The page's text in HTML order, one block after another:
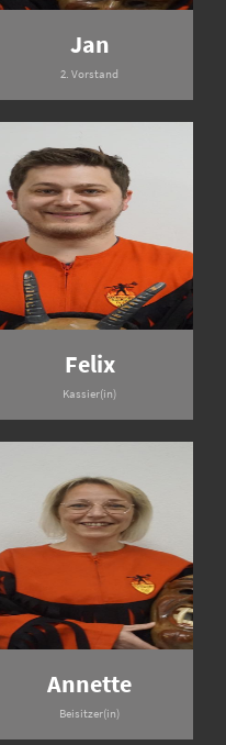
Jan
2. Vorstand
Felix
Kassier(in)
Annette
Beisitzer(in)